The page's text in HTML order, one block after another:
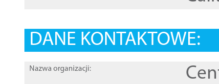
DANE KONTAKTOWE:
Nazwa organizacji: